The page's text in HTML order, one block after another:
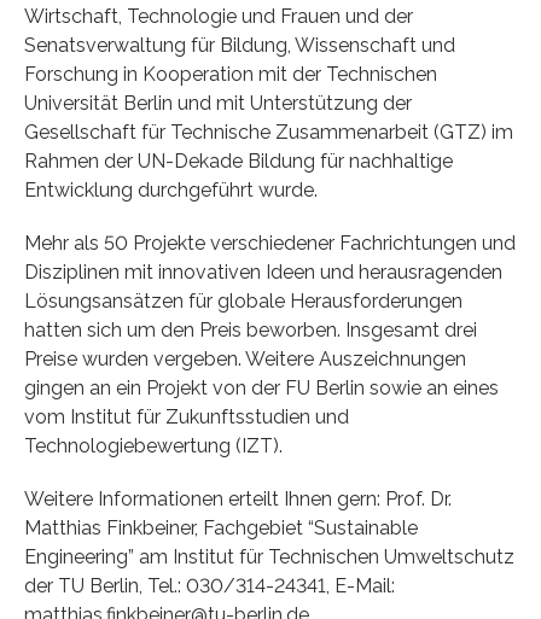
Wirtschaft, Technologie und Frauen und der
Senatsverwaltung für Bildung, Wissenschaft und
Forschung in Kooperation mit der Technischen
Universität Berlin und mit Unterstützung der
Gesellschaft für Technische Zusammenarbeit (GTZ) im
Rahmen der UN-Dekade Bildung für nachhaltige
Entwicklung durchgeführt wurde.
Mehr als 50 Projekte verschiedener Fachrichtungen und
Disziplinen mit innovativen Ideen und herausragenden
Lösungsansätzen für globale Herausforderungen
hatten sich um den Preis beworben. Insgesamt drei
Preise wurden vergeben. Weitere Auszeichnungen
gingen an ein Projekt von der FU Berlin sowie an eines
vom Institut für Zukunftsstudien und
Technologiebewertung (IZT).
Weitere Informationen erteilt Ihnen gern: Prof. Dr.
Matthias Finkbeiner, Fachgebiet “Sustainable
Engineering” am Institut für Technischen Umweltschutz
der TU Berlin, Tel.: 030/314-24341, E-Mail:
matthias.finkbeiner@tu-berlin.de